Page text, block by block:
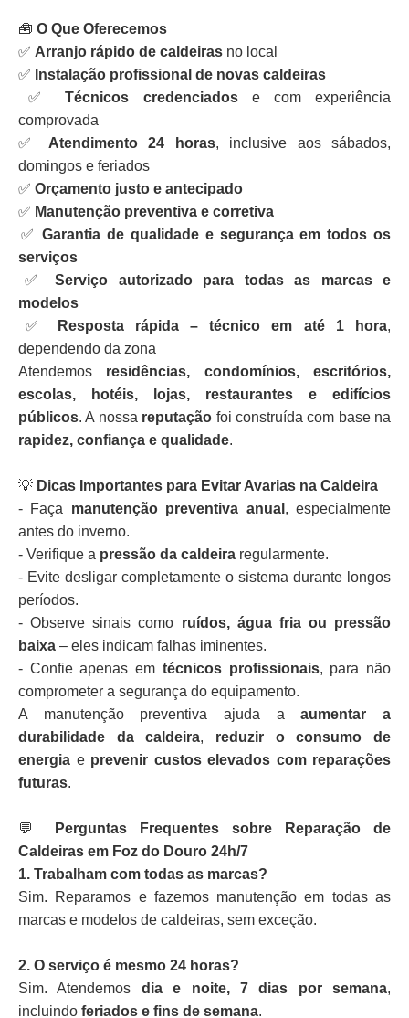
🧰 O Que Oferecemos
✅ Arranjo rápido de caldeiras no local
✅ Instalação profissional de novas caldeiras
✅Técnicos credenciadose com experiência
comprovada
✅ Atendimento 24 horas, inclusive aos sábados,
domingos e feriados
✅ Orçamento justo e antecipado
✅ Manutenção preventiva e corretiva
✅Garantia de qualidade e segurança em todos os
serviços
✅Serviço autorizado para todas as marcas e
modelos
✅
Resposta rápida – técnico em até 1 hora,
dependendo da zona
Atendemos residências, condomínios, escritórios,
escolas, hotéis, lojas, restaurantes e edifícios
públicos. A nossa reputação foi construída com base na
rapidez, confiança e qualidade.
💡 Dicas Importantes para Evitar Avarias na Caldeira
- Faça manutenção preventiva anual , especialmente
antes do inverno.
- Verifique a pressão da caldeira regularmente.
- Evite desligar completamente o sistema durante longos
períodos.
- Observe sinais como ruídos, água fria ou pressão
baixa – eles indicam falhas iminentes.
- Confie apenas em técnicos profissionais, para não
comprometer a segurança do equipamento.
A manutenção preventiva ajuda aaumentar a
durabilidade da caldeira, reduzir o consumo de
energia e prevenir custos elevados com reparações
futuras.
💬
Perguntas Frequentes sobre Reparação de
Caldeiras em Foz do Douro 24h/7
1. Trabalham com todas as marcas?
Sim. Reparamos e fazemos manutenção em todas as
marcas e modelos de caldeiras, sem exceção.
2. O serviço é mesmo 24 horas?
Sim. Atendemos dia e noite, 7 dias por semana,
incluindo feriados e fins de semana.